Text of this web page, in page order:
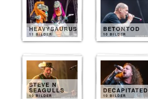
HEAVYSAURUS
11 BILDER
BETONTOD
10 BILDER
STEVE N
SEAGULLS
10 BILDER
DECAPITATED
10 BILDER